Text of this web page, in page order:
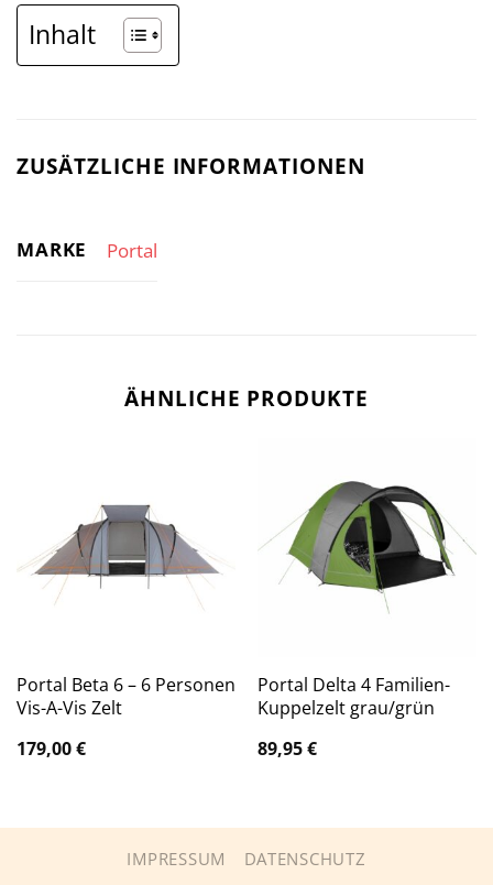
Inhalt
ZUSÄTZLICHE INFORMATIONEN
MARKE Portal
ÄHNLICHE PRODUKTE
Portal Beta 6 – 6 Personen
Vis-A-Vis Zelt
179,00€
Portal Delta 4 Familien-
Kuppelzelt grau/grün
89,95€
IMPRESSUM DATENSCHUTZ